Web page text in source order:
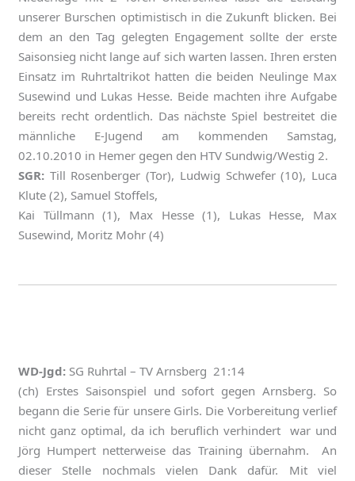
unserer Burschen optimistisch in die Zukunft blicken. Bei
dem an den Tag gelegten Engagement sollte der erste
Saisonsieg nicht lange auf sich warten lassen. Ihren ersten
Einsatz im Ruhrtaltrikot hatten die beiden Neulinge Max
Susewind und Lukas Hesse. Beide machten ihre Aufgabe
bereits recht ordentlich. Das nächste Spiel bestreitet die
männliche E-Jugend am kommenden Samstag,
02.10.2010 in Hemer gegen den HTV Sundwig/Westig 2.
SGR: Till Rosenberger (Tor), Ludwig Schwefer (10), Luca
Klute (2), Samuel Stoffels,
Kai Tüllmann (1), Max Hesse (1), Lukas Hesse, Max
Susewind, Moritz Mohr (4)
WD-Jgd: SG Ruhrtal – TV Arnsberg 21:14
(ch) Erstes Saisonspiel und sofort gegen Arnsberg. So
begann die Serie für unsere Girls. Die Vorbereitung verlief
nicht ganz optimal, da ich beruflich verhindert war und
Jörg Humpert netterweise das Training übernahm. An
dieser Stelle nochmals vielen Dank dafür. Mit viel